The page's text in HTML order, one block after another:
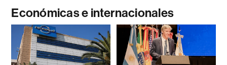
Económicas e internacionales